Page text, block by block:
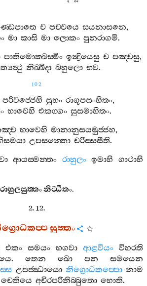
ච පච‍්චයෙ සයනාසනෙ,
මා කාසි මා ලොකං පුනරාගමි.
පාතිමොක‍්ඛස‍්මිං ඉන්‍ද්‍රියෙසු ච පඤ‍්චසු,
නිබ‍්බිදා බහුලො භව.
102
පරිවජ‍්ජෙහි සුභං රාගූපසංහිතං,
භාවෙහි එකග‍්ගං සුසමාහිතං.
භාවෙහි මානානුසයමුජ‍්ජහ,
උපසන‍්තො චරිස‍්සසීති.
ආයස‍්මන‍්තං රාහුලං ඉමාහි
ගාථාහි
රාහුලසුත‍්තංනිට‍්ඨිතං.
2. 12.
සුත‍්තං
එකං සමයං භගවා ආළවියං විහරති
. තෙන ඛො පන
සමයෙන
උපජ‍්ඣායො නිග්‍රොධකප‍්පො නාම
චෙතියෙ අචිරපරිනිබ‍්බුතො හොති.